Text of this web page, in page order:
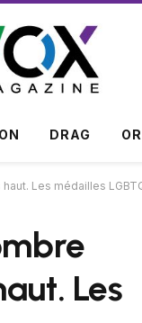
DRAG
Les médailles
Les